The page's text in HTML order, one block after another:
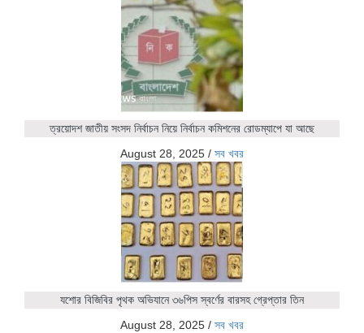
ত্রয়োদশ জাতীয় সংসদ নির্বাচন নিয়ে নির্বাচন কমিশনের রোডম্যাপে যা আছে
August 28, 2025 / সব খবর
যশোর বিজিবির পৃথক অভিযানে ৩৬পিস স্বর্ণের বারসহ গ্রেপ্তার তিন
August 28, 2025 / সব খবর